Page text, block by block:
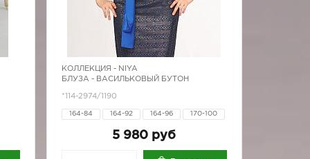
КОЛЛЕКЦИЯ - NIYA
БЛУЗА - ВАСИЛЬКОВЫЙ БУТОН
*114-2974/1190
164-84 164-92 164-96 170-100
5 980 руб